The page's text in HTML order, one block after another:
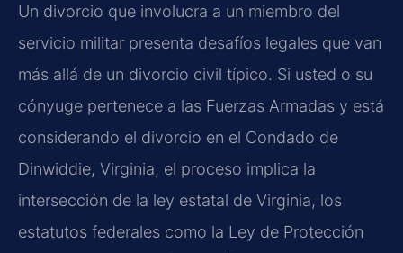
Un divorcio que involucra a un miembro del
servicio militar presenta desafíos legales que van
más allá de un divorcio civil típico. Si usted o su
cónyuge pertenece a las Fuerzas Armadas y está
considerando el divorcio en el Condado de
Dinwiddie, Virginia, el proceso implica la
intersección de la ley estatal de Virginia, los
estatutos federales como la Ley de Protección